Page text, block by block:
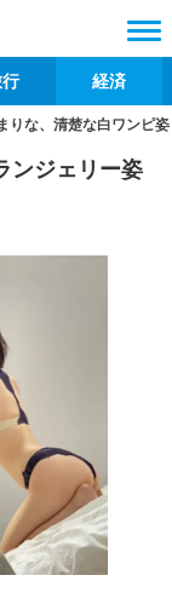
経済
りな、清楚な白ワンピ
ンジェリー姿